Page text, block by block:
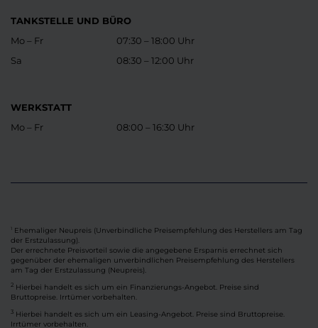
TANKSTELLE UND BÜRO
Mo – Fr
Sa
07:30 – 18:00 Uhr
08:30 – 12:00 Uhr
WERKSTATT
Mo – Fr
08:00 – 16:30 Uhr
Ehemaliger Neupreis (Unverbindliche Preisempfehlung des Herstellers am Tag
der Erstzulassung).
Der errechnete Preisvorteil sowie die angegebene Ersparnis errechnet sich
gegenüber der ehemaligen unverbindlichen Preisempfehlung des Herstellers
am Tag der Erstzulassung (Neupreis).
2 Hierbei handelt es sich um ein Finanzierungs-Angebot. Preise sind
Bruttopreise. Irrtümer vorbehalten.
3 Hierbei handelt es sich um ein Leasing-Angebot. Preise sind Bruttopreise.
Irrtümer vorbehalten.